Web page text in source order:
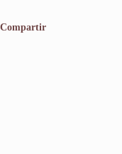
Compartir